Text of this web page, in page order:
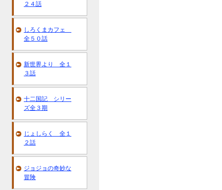
２４話
しろくまカフェ
全５０話
新世界より 全１
３話
十二国記 シリー
ズ全３期
じょしらく 全１
２話
ジョジョの奇妙な
冒険